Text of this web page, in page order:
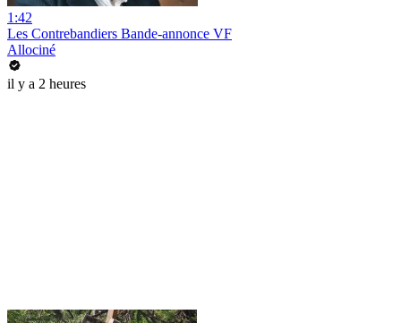
1:42
Les Contrebandiers Bande-annonce VF
Allociné
il y a 2 heures